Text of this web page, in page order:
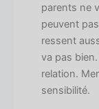
parents ne
peuvent
ressent
va pas
relation.
sensibilité.